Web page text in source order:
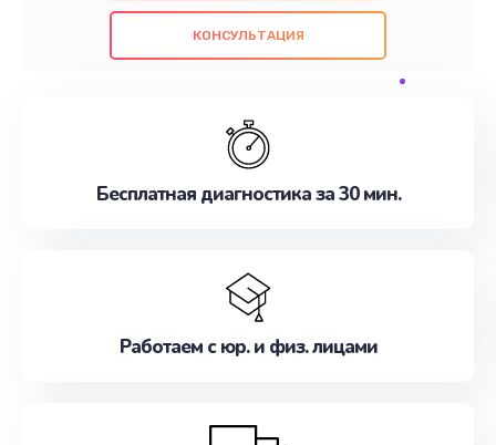
также гарантируем качество всех
проведенных работ. Наша цель - предоставить
наилучшим образом. Не медлите записаться на
КОНСУЛЬТАЦИЯ
Бесплатная диагностика за 30 мин.
Работаем с юр. и физ. лицами